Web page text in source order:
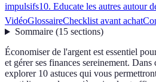
impulsifs10. Educate les autres autour
VidéoGlossaireChecklist avant achat
Sommaire(15 sections)
Économiser de l'argent est essentiel
et gérer ses finances sereinement.
explorer 10 astuces qui vous